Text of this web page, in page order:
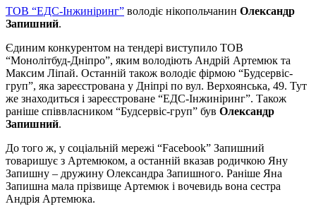
ТОВ “ЕДС-Інжиніринг” володіє нікопольчанин Олександр
Запишний.
Єдиним конкурентом на тендері виступило ТОВ
“Монолітбуд-Дніпро”, яким володіють Андрій Артемюк та
Максим Ліпай. Останній також володіє фірмою “Будсервіс-
груп”, яка зареєстрована у Дніпрі по вул. Верхоянська, 49. Тут
же знаходиться і зареєстроване “ЕДС-Інжиніринг”. Також
раніше співвласником “Будсервіс-груп” був Олександр
Запишний.
До того ж, у соціальній мережі “Facebook” Запишний
товаришує з Артемюком, а останній вказав родичкою Яну
Запишну – дружину Олександра Запишного. Раніше Яна
Запишна мала прізвище Артемюк і вочевидь вона сестра
Андрія Артемюка.